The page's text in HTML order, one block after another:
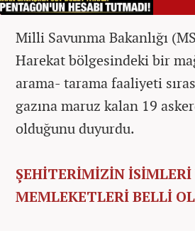
Milli Savunma Bakanlığı
Harekat bölgesindeki bir
arama- tarama faaliyeti
gazına maruz kalan 19
olduğunu duyurdu.
ŞEHİTERİMİZİN İSİMLERİ
MEMLEKETLERİ BELLİ